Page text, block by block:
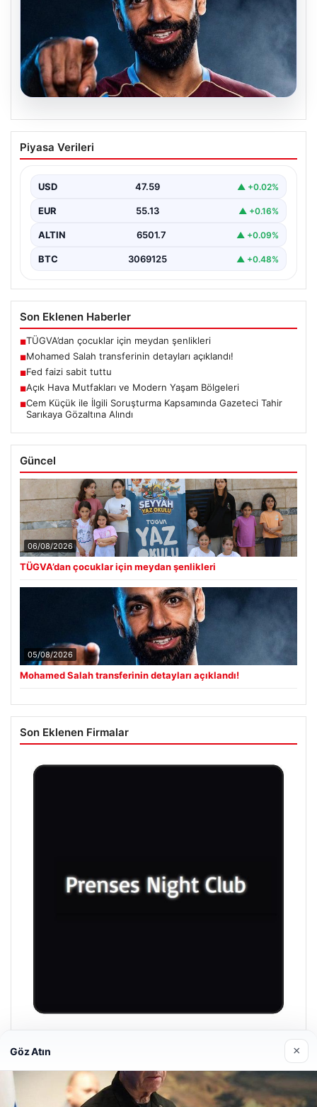
05.08.2026
Mohamed Salah transferinin detayları
açıklandı!
Piyasa Verileri
USD 47.59 ▲ +0.02%
EUR 55.13 ▲ +0.16%
ALTIN 6501.7 ▲ +0.09%
BTC 3069125 ▲ +0.48%
Son Eklenen Haberler
■TÜGVA’dan çocuklar için meydan şenlikleri
■Mohamed Salah transferinin detayları açıklandı!
■Fed faizi sabit tuttu
■Açık Hava Mutfakları ve Modern Yaşam Bölgeleri
■Cem Küçük ile İlgili Soruşturma Kapsamında Gazeteci Tahir
Sarıkaya Gözaltına Alındı
Güncel
06/08/2026
TÜGVA’dan çocuklar için meydan şenlikleri
05/08/2026
Mohamed Salah transferinin detayları açıklandı!
Son Eklenen Firmalar
Prenses Night Club
Göz Atın ×